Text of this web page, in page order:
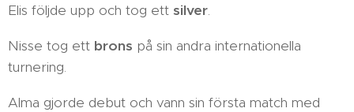
Elis följde upp och tog ett silver.
Nisse tog ett brons på sin andra internationella
turnering.
Alma gjorde debut och vann sin första match med